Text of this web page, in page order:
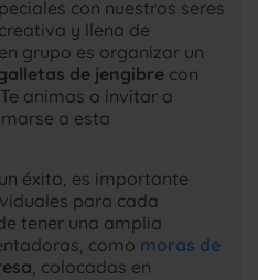
con nuestros seres
y llena de
grupo es organizar un
de jengibre con
animas a invitar a
a esta
éxito, es importante
para cada
tener una amplia
como moras de
, colocadas en